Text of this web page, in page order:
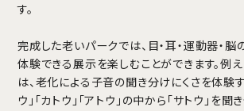
す。
完成した老いパークでは、目・耳・運動器・
体験できる展示を楽しむことができます。例え
は、老化による子音の聞き分けにくさを体験す
ウ」「カトウ」「アトウ」の中から「サトウ」を